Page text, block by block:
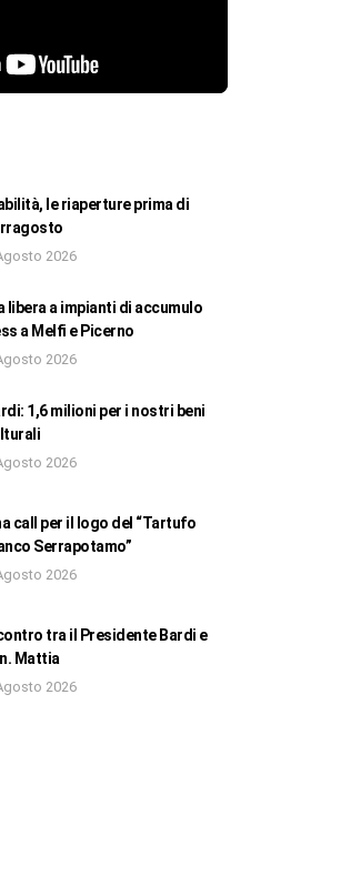
le riaperture prima di
2026
libera a impianti di accumulo
a Melfi e Picerno
2026
1,6 milioni per i nostri beni
2026
call per il logo del “Tartufo
Serrapotamo”
2026
tra il Presidente Bardi e
Mattia
2026